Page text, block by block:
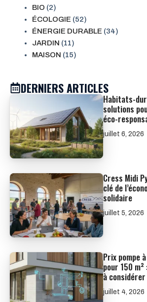
BIO (2)
ÉCOLOGIE (52)
ÉNERGIE DURABLE (34)
JARDIN (11)
MAISON (15)
DERNIERS ARTICLES
Habitats-
solutions
éco-
juillet 6, 2026
Cress Midi
clé de
solidaire
juillet 5, 2026
Prix pompe
pour 150
à considérer
juillet 4, 2026